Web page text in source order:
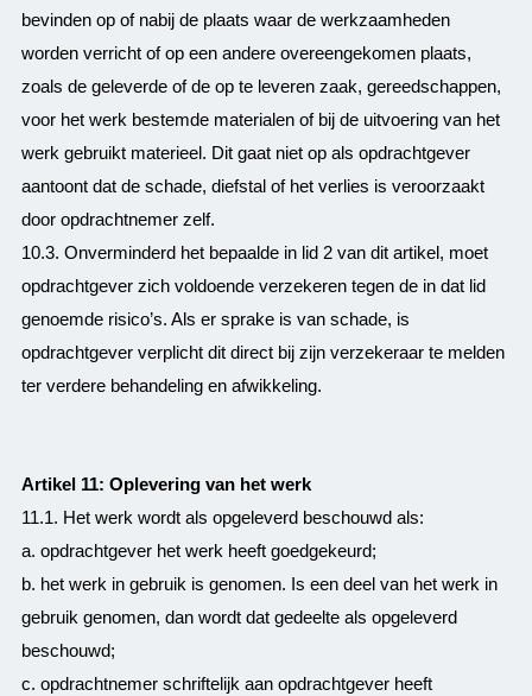
bevinden op of nabij de plaats waar de werkzaamheden
worden verricht of op een andere overeengekomen plaats,
zoals de geleverde of de op te leveren zaak, gereedschappen,
voor het werk bestemde materialen of bij de uitvoering van het
werk gebruikt materieel. Dit gaat niet op als opdrachtgever
aantoont dat de schade, diefstal of het verlies is veroorzaakt
door opdrachtnemer zelf.
10.3. Onverminderd het bepaalde in lid 2 van dit artikel, moet
opdrachtgever zich voldoende verzekeren tegen de in dat lid
genoemde risico’s. Als er sprake is van schade, is
opdrachtgever verplicht dit direct bij zijn verzekeraar te melden
ter verdere behandeling en afwikkeling.
Artikel 11: Oplevering van het werk
11.1. Het werk wordt als opgeleverd beschouwd als:
a. opdrachtgever het werk heeft goedgekeurd;
b. het werk in gebruik is genomen. Is een deel van het werk in
gebruik genomen, dan wordt dat gedeelte als opgeleverd
beschouwd;
c. opdrachtnemer schriftelijk aan opdrachtgever heeft